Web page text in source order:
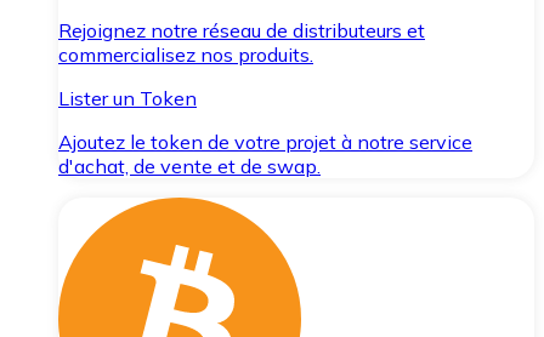
Rejoignez notre réseau de distributeurs et
commercialisez nos produits.
Lister un Token
Ajoutez le token de votre projet à notre service
d'achat, de vente et de swap.